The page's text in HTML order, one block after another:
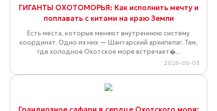
ГИГАНТЫ ОХОТОМОРЬЯ: Как исполнить мечту и
поплавать с китами на краю Земли
Есть места, которые меняют внутреннюю систему
координат. Одно из них — Шантарский архипелаг. Там,
где холодное Охотское море встречает�...
2026-05-03